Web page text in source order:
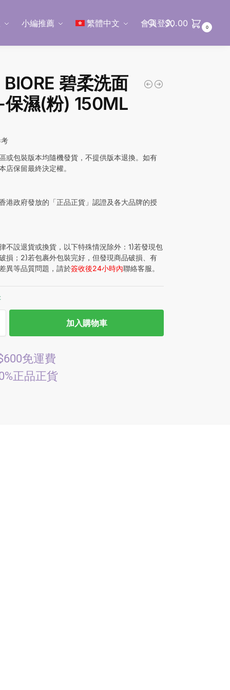
小編推薦 繁體中文 會員登入
$0.00 0
碧柔洗面
濕(粉) 150ML
或包裝版本均隨機發貨，不提供版本退換。如有
店保留最終決定權。
港政府發放的「正品正貨」認證及各大品牌的授
不設退貨或換貨，以下特殊情況除外：1)若發現包
損；2)若包裹外包裝完好，但發現商品破損、有
異等品質問題，請於簽收後24小時內聯絡客服。
加入購物車
免運費
正品正貨